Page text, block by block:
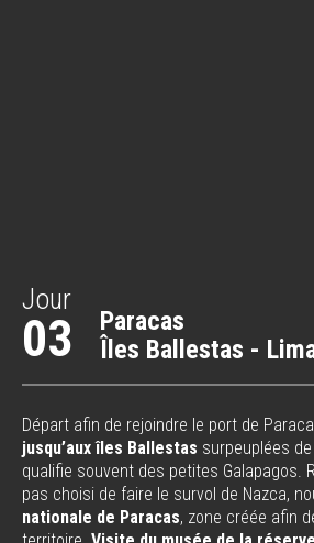
Jour
03
Paracas
Îles Ballestas -
Départ afin de rejoindre le port de
jusqu’aux îles Ballestas surpeuplées
qualifie souvent des petites Galapagos.
pas choisi de faire le survol de Nazca,
nationale de Paracas, zone créée afin